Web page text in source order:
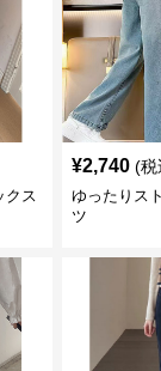
クス
¥2,740 (税
ゆったりス
ツ